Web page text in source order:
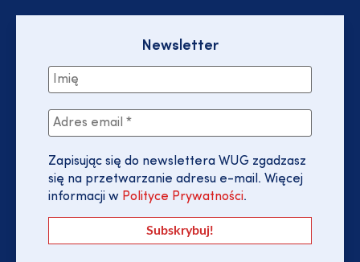
Newsletter
Zapisując się do newslettera WUG zgadzasz
się na przetwarzanie adresu e-mail. Więcej
informacji w Polityce Prywatności.